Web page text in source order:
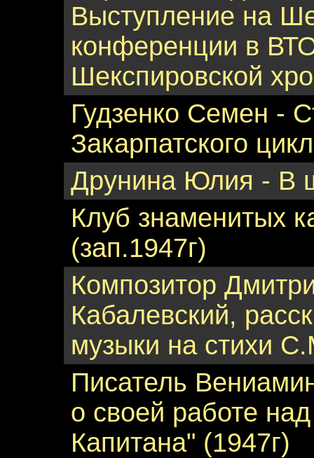
Выступление на
конференции в
Шекспировской
Гудзенко Семен -
Закарпатского
Друнина Юлия - В
Клуб знаменитых
(зап.1947г)
Композитор
Кабалевский,
музыки на стихи
Писатель
о своей работе
Капитана" (1947г)